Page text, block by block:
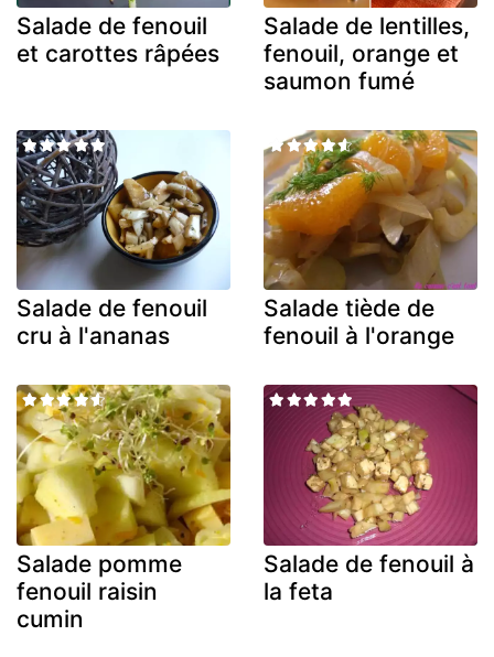
Salade de fenouil
et carottes râpées
Salade de lentilles,
fenouil, orange et
saumon fumé
Salade de fenouil
cru à l'ananas
Salade tiède de
fenouil à l'orange
Salade pomme
fenouil raisin
cumin
Salade de fenouil à
la feta